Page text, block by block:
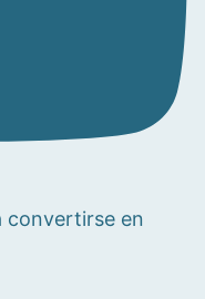
convertirse en